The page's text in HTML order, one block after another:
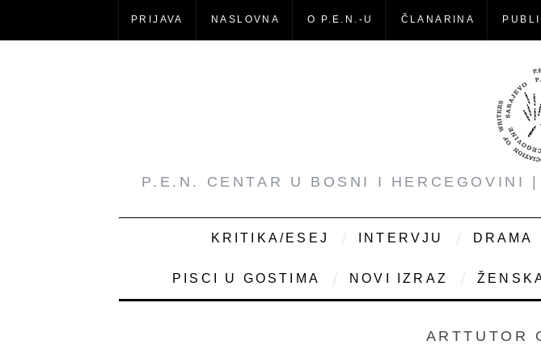
PRIJAVA NASLOVNA O P.E.N.-U ČLANARINA
P.E.N. CENTAR U BOSNI I HERCEGOVINI
KRITIKA/ESEJ INTERVJU DRAMA
PISCI U GOSTIMA NOVI IZRAZ
ARTTUTOR